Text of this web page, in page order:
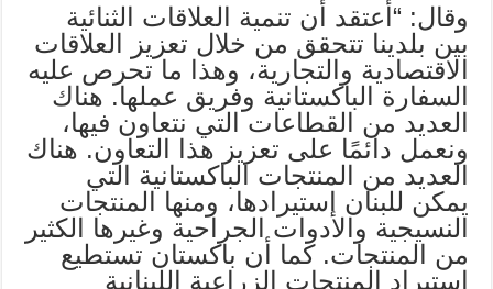
وقال: “أعتقد أن تنمية العلاقات الثنائية
بين بلدينا تتحقق من خلال تعزيز العلاقات
الاقتصادية والتجارية، وهذا ما تحرص عليه
السفارة الباكستانية وفريق عملها. هناك
العديد من القطاعات التي نتعاون فيها،
ونعمل دائمًا على تعزيز هذا التعاون. هناك
العديد من المنتجات الباكستانية التي
يمكن للبنان استيرادها، ومنها المنتجات
النسيجية والأدوات الجراحية وغيرها الكثير
من المنتجات. كما أن باكستان تستطيع
استيراد المنتجات الزراعية اللبنانية